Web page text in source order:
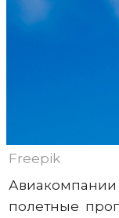
Freepik
Авиакомпании
полетные